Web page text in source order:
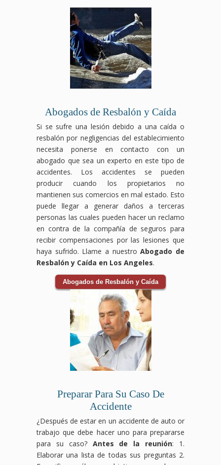
Abogados de Resbalón y Caída
Si se sufre una lesión debido a una caída o
resbalón por negligencias del establecimiento
necesita ponerse en contacto con un
abogado que sea un experto en este tipo de
accidentes. Los accidentes se pueden
producir cuando los propietarios no
mantienen sus comercios en mal estado. Esto
puede llegar a generar daños a terceras
personas las cuales pueden hacer un reclamo
en contra de la compañía de seguros para
recibir compensaciones por las lesiones que
haya sufrido. Llame a nuestroAbogado de
Resbalón y Caída en Los Angeles.
Abogados de Resbalón y Caída
Preparar Para Su Caso De
Accidente
¿Después de estar en un accidente de auto or
trabajo que debe hacer uno para prepararse
para su caso? Antes de la reunión: 1.
Elaborar una lista de todas sus preguntas 2.